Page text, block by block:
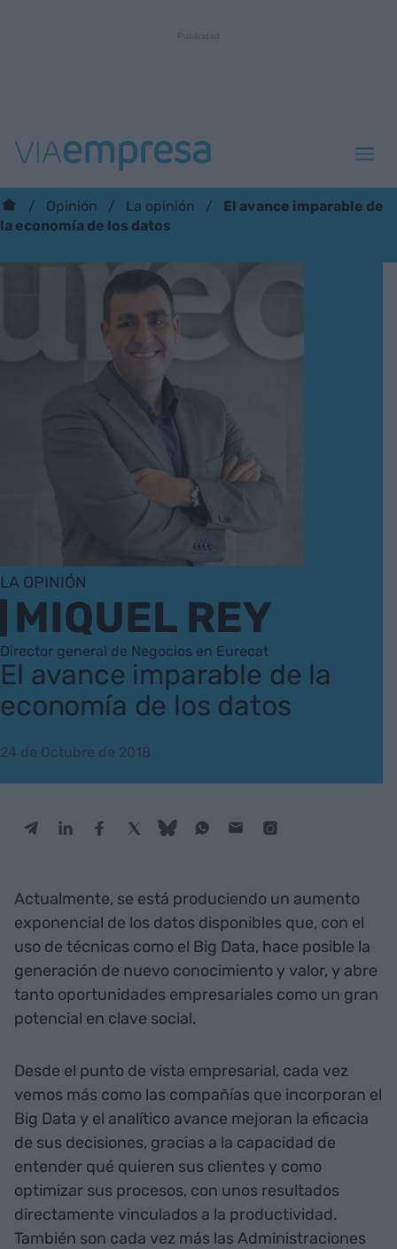
Opinión La opinión
El avance imparable de
la economía de los datos
LA OPINIÓN
MIQUEL REY
Director general de Negocios en Eurecat
El avance imparable de la
economía de los datos
24 de Octubre de 2018
Actualmente, se está produciendo un aumento
exponencial de los datos disponibles que, con el
uso de técnicas como el Big Data, hace posible la
generación de nuevo conocimiento y valor, y abre
tanto oportunidades empresariales como un gran
potencial en clave social.
Desde el punto de vista empresarial, cada vez
vemos más como las compañías que incorporan el
Big Data y el analítico avance mejoran la eficacia
de sus decisiones, gracias a la capacidad de
entender qué quieren sus clientes y como
optimizar sus procesos, con unos resultados
directamente vinculados a la productividad.
También son cada vez más las Administraciones